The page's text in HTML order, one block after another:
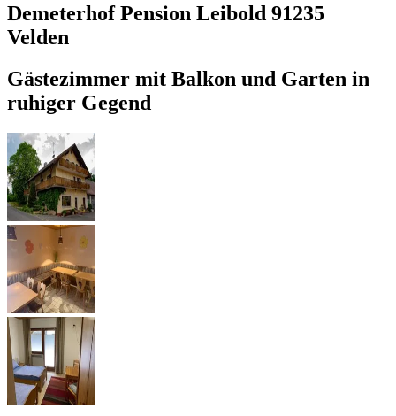
Demeterhof Pension Leibold 91235
Velden
Gästezimmer mit Balkon und Garten in
ruhiger Gegend